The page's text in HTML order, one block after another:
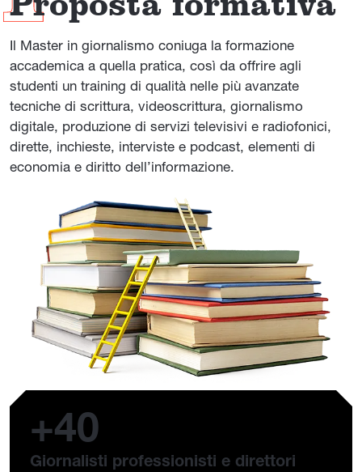
Il Master in giornalismo coniuga la formazione
accademica a quella pratica, così da offrire agli
studenti un training di qualità nelle più avanzate
tecniche di scrittura, videoscrittura, giornalismo
digitale, produzione di servizi televisivi e radiofonici,
dirette, inchieste, interviste e podcast, elementi di
economia e diritto dell’informazione.
+40
Giornalisti professionisti e direttori